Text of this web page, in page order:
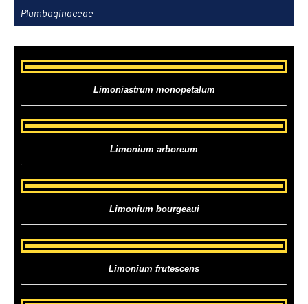
contenido
Plumbaginaceae
Limoniastrum monopetalum
Limonium arboreum
Limonium bourgeaui
Limonium frutescens